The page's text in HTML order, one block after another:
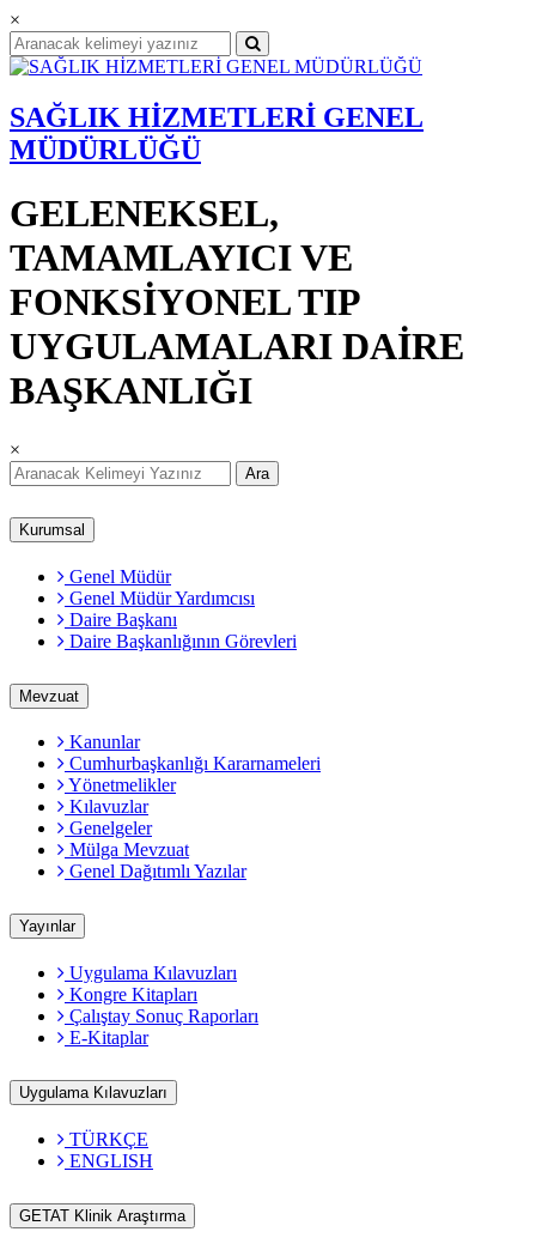
×
SAĞLIK HİZMETLERİ GENEL
MÜDÜRLÜĞÜ
GELENEKSEL,
TAMAMLAYICI VE
FONKSİYONEL TIP
UYGULAMALARI DAİRE
BAŞKANLIĞI
×
Ara
Kurumsal
Genel Müdür
Genel Müdür Yardımcısı
Daire Başkanı
Daire Başkanlığının Görevleri
Mevzuat
Kanunlar
Cumhurbaşkanlığı Kararnameleri
Yönetmelikler
Kılavuzlar
Genelgeler
Mülga Mevzuat
Genel Dağıtımlı Yazılar
Yayınlar
Uygulama Kılavuzları
Kongre Kitapları
Çalıştay Sonuç Raporları
E-Kitaplar
Uygulama Kılavuzları
TÜRKÇE
ENGLISH
GETAT Klinik Araştırma